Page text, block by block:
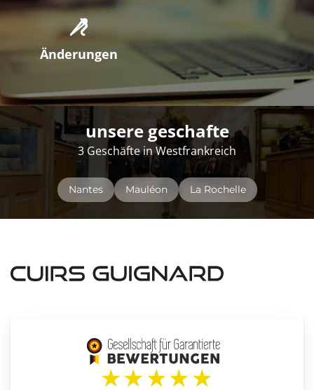
Änderungen
unsere geschafte
3 Geschäfte in Westfrankreich
Nantes Mauléon La Rochelle